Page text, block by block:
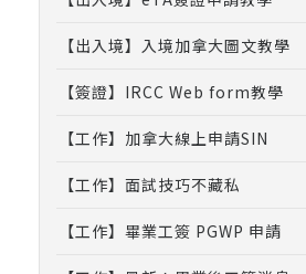
【出入境】入境加拿大圖文教學
【簽證】IRCC Web form教學
【工作】加拿大線上申請SIN
【工作】面試技巧不藏私
【工作】畢業工簽 PGWP 申請